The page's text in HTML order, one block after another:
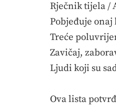
Rječnik tijela /
Pobjeđuje onaj
Treće
Zavičaj,
Ljudi koji su
Ova lista